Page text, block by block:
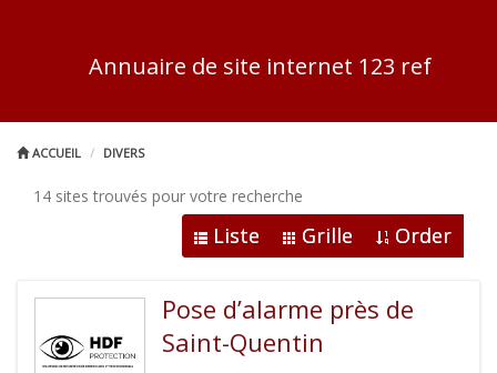
Annuaire de site internet 123 ref
ACCUEIL DIVERS
14 sites trouvés pour votre recherche
Liste Grille Order
Pose d’alarme près de
Saint-Quentin